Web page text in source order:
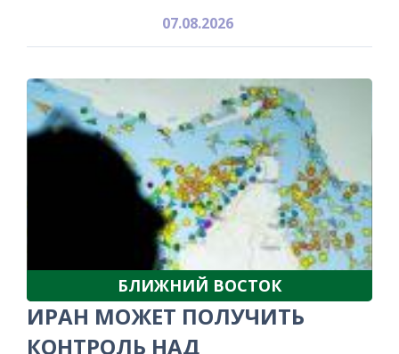
07.08.2026
БЛИЖНИЙ ВОСТОК
ИРАН МОЖЕТ ПОЛУЧИТЬ
КОНТРОЛЬ НАД